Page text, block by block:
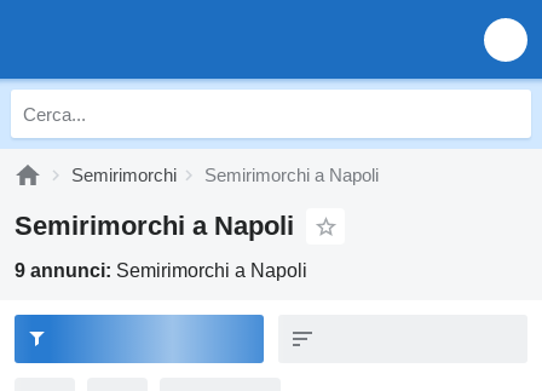
Semirimorchi Semirimorchi a Napoli
Semirimorchi a Napoli
9 annunci: Semirimorchi a Napoli